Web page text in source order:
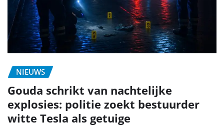
NIEUWS
Gouda schrikt van nachtelijke
explosies: politie zoekt bestuurder
witte Tesla als getuige